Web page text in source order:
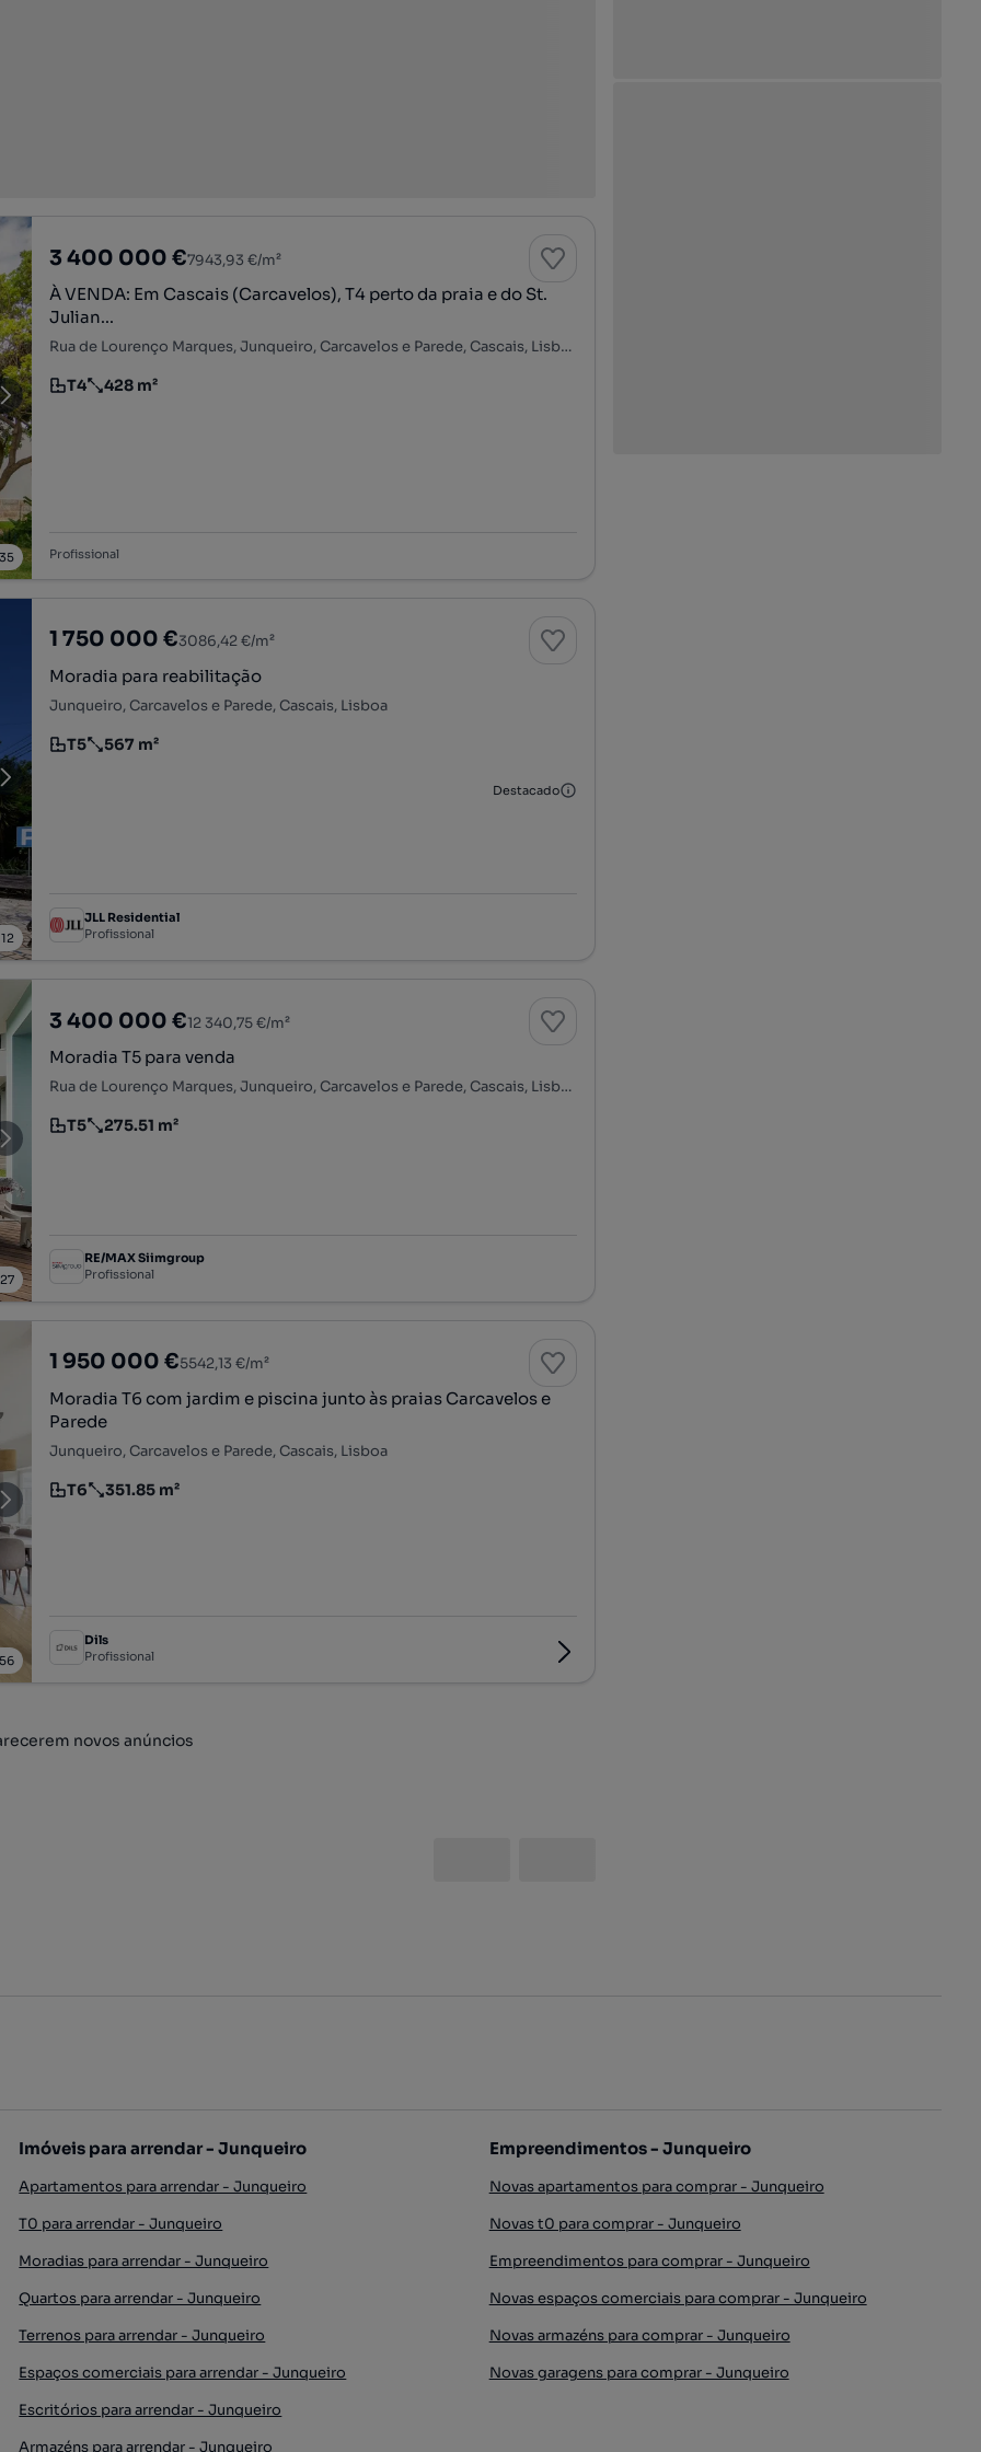
35
3 400 000 €7943,93 €/m²
À VENDA: Em Cascais (Carcavelos), T4 perto da praia e do St.
Julian...
Rua de Lourenço Marques, Junqueiro, Carcavelos e Parede, Cascais, Lisboa
Tipologia
T4
Preço por metro quadrado
428 m²
Profissional
12
1 750 000 €3086,42 €/m²
Moradia para reabilitação
Junqueiro, Carcavelos e Parede, Cascais, Lisboa
Tipologia
T5
Preço por metro quadrado
567 m²
Destacado
JLL Residential
Profissional
27
3 400 000 €12 340,75 €/m²
Moradia T5 para venda
Rua de Lourenço Marques, Junqueiro, Carcavelos e Parede, Cascais, Lisboa
Tipologia
T5
Preço por metro quadrado
275.51 m²
RE/MAX Siimgroup
Profissional
56
1 950 000 €5542,13 €/m²
Moradia T6 com jardim e piscina junto às praias Carcavelos e
Parede
Junqueiro, Carcavelos e Parede, Cascais, Lisboa
Tipologia
T6
Preço por metro quadrado
351.85 m²
Dils
Profissional
novos anúncios
Imóveis para arrendar - Junqueiro
Apartamentos para arrendar - Junqueiro
T0 para arrendar - Junqueiro
Moradias para arrendar - Junqueiro
Quartos para arrendar - Junqueiro
Terrenos para arrendar - Junqueiro
Espaços comerciais para arrendar - Junqueiro
Escritórios para arrendar - Junqueiro
Armazéns para arrendar - Junqueiro
Empreendimentos - Junqueiro
Novas apartamentos para comprar - Junqueiro
Novas t0 para comprar - Junqueiro
Empreendimentos para comprar - Junqueiro
Novas espaços comerciais para comprar - Junqueiro
Novas armazéns para comprar - Junqueiro
Novas garagens para comprar - Junqueiro